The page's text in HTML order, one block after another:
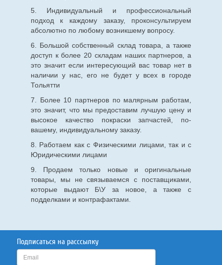
5. Индивидуальный и профессиональный
подход к каждому заказу, проконсультируем
абсолютно по любому возникшему вопросу.
6. Большой собственный склад товара, а также
доступ к более 20 складам наших партнеров, а
это значит если интересующий вас товар нет в
наличии у нас, его не будет у всех в городе
Тольятти
7. Более 10 партнеров по малярным работам,
это значит, что мы предоставим лучшую цену и
высокое качество покраски запчастей, по-
вашему, индивидуальному заказу.
8. Работаем как с Физическими лицами, так и с
Юридическими лицами
9. Продаем только новые и оригинальные
товары, мы не связываемся с поставщиками,
которые выдают Б\У за новое, а также с
подделками и контрафактами.
Подписаться на расссылку